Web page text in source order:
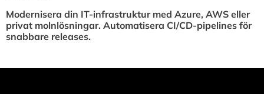
Modernisera din IT-infrastruktur med Azure, AWS eller
privat molnlösningar. Automatisera CI/CD-pipelines för
snabbare releases.